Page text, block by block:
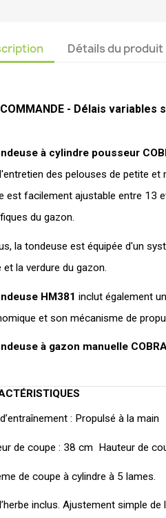
Détails du produit
COMMANDE - Délais
à cylindre pousseur
des pelouses de petite et
est facilement ajustable entre 13
du gazon.
la tondeuse est équipée d'un
et la verdure du gazon.
HM381 inclut également
et son mécanisme de
à gazon manuelle
: Propulsé à la main
de coupe : 38 cm  Hauteur de
de coupe à cylindre à 5 lames.
inclus. Ajustement simple